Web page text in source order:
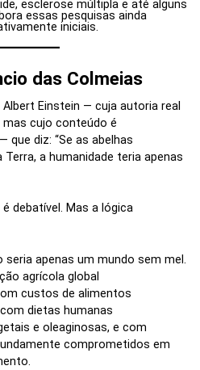
esclerose múltipla e até alguns
essas pesquisas ainda
iniciais.
das Colmeias
Einstein — cuja autoria real
cujo conteúdo é
diz: “Se as abelhas
a humanidade teria apenas
debatível. Mas a lógica
seria apenas um mundo sem mel.
agrícola global
custos de alimentos
dietas humanas
e oleaginosas, e com
comprometidos em